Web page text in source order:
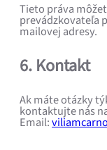
Tieto práva
prevádzkovateľa
mailovej adresy.
6. Kontakt
Ak máte otázky
kontaktujte nás
Email: